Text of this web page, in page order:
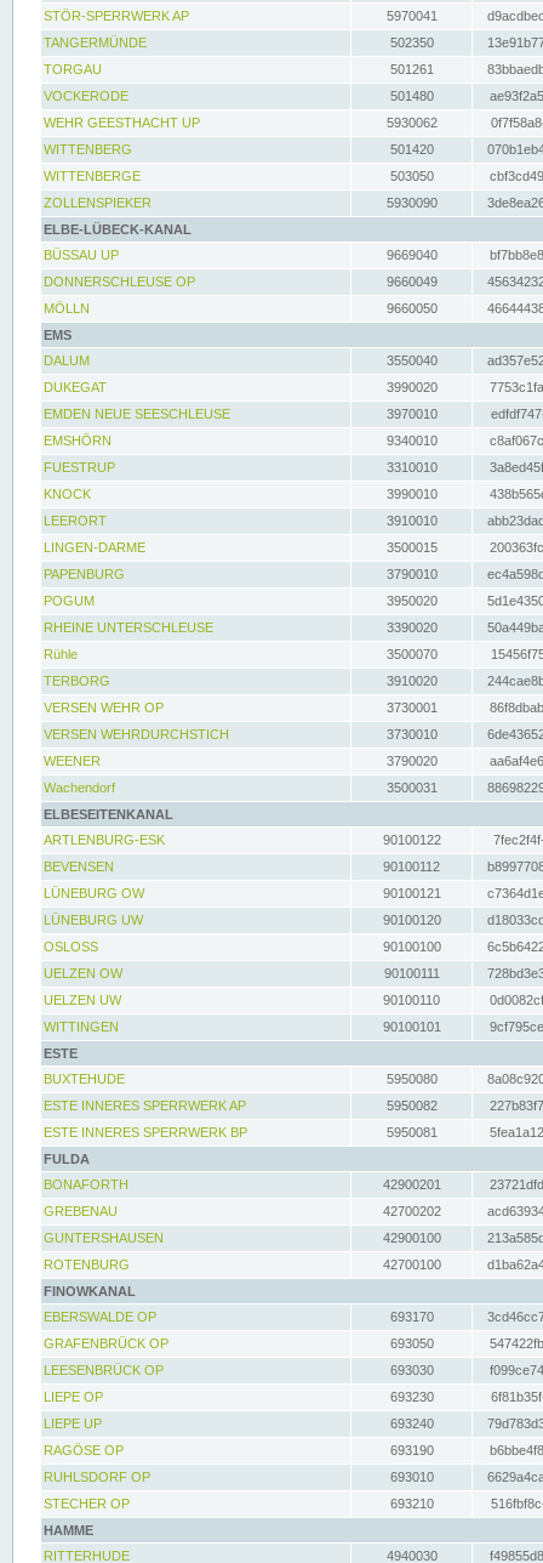
STÖR-SPERRWERK AP 5970041
TANGERMÜNDE
502350
TORGAU
501261
VOCKERODE
501480
WEHR GEESTHACHT UP
5930062
WITTENBERG
501420
WITTENBERGE
503050
ZOLLENSPIEKER
5930090
ELBE-LÜBECK-KANAL
BÜSSAU UP
9669040
DONNERSCHLEUSE OP
9660049
MÖLLN
9660050
EMS
DALUM
3550040
DUKEGAT
3990020
EMDEN NEUE SEESCHLEUSE
3970010
EMSHÖRN
9340010
FUESTRUP
3310010
KNOCK
3990010
LEERORT
3910010
LINGEN-DARME
3500015
PAPENBURG
3790010
POGUM
3950020
RHEINE UNTERSCHLEUSE
3390020
Rühle
3500070
TERBORG
3910020
VERSEN WEHR OP
3730001
VERSEN WEHRDURCHSTICH
3730010
WEENER
3790020
Wachendorf
3500031
ELBESEITENKANAL
ARTLENBURG-ESK
90100122
BEVENSEN
90100112
LÜNEBURG OW
90100121
LÜNEBURG UW
90100120
OSLOSS
90100100
UELZEN OW
90100111
UELZEN UW
90100110
WITTINGEN
90100101
ESTE
BUXTEHUDE
5950080
ESTE INNERES SPERRWERK AP
5950082
ESTE INNERES SPERRWERK BP
5950081
FULDA
BONAFORTH
42900201
GREBENAU
42700202
GUNTERSHAUSEN
42900100
ROTENBURG
42700100
FINOWKANAL
EBERSWALDE OP
693170
GRAFENBRÜCK OP
693050
LEESENBRÜCK OP
693030
LIEPE OP
693230
LIEPE UP
693240
RAGÖSE OP
693190
RUHLSDORF OP
693010
STECHER OP
693210
HAMME
RITTERHUDE
4940030